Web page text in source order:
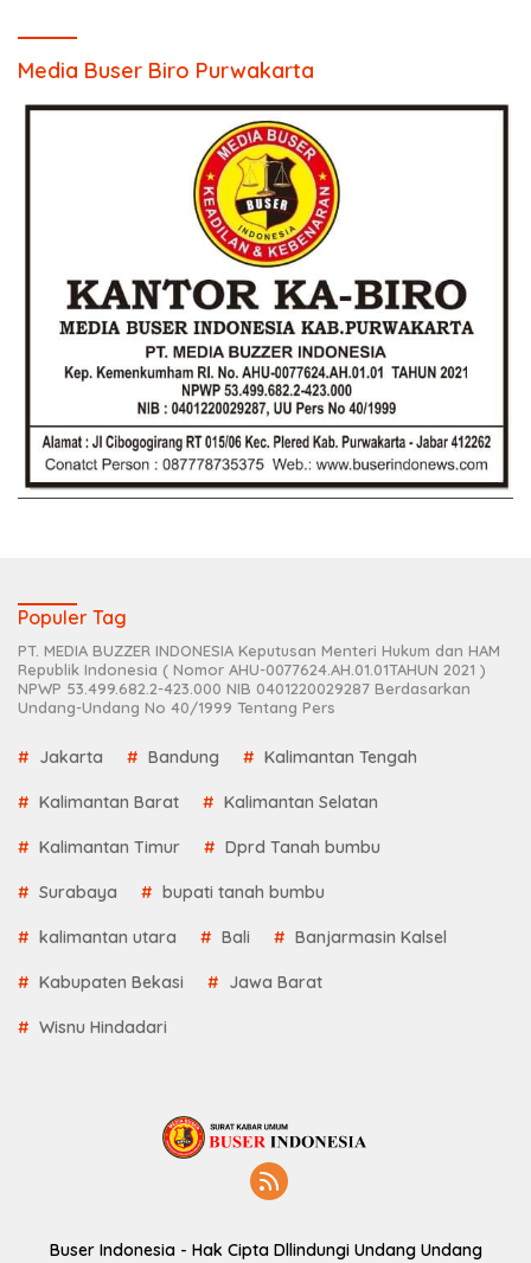
Media Buser Biro Purwakarta
Populer Tag
PT. MEDIA BUZZER INDONESIA Keputusan Menteri Hukum dan HAM
Republik Indonesia ( Nomor AHU-0077624.AH.01.01TAHUN 2021 )
NPWP 53.499.682.2-423.000 NIB 0401220029287 Berdasarkan
Undang-Undang No 40/1999 Tentang Pers
Jakarta Bandung Kalimantan Tengah
Kalimantan Barat Kalimantan Selatan
Kalimantan Timur Dprd Tanah bumbu
Surabaya bupati tanah bumbu
kalimantan utara Bali Banjarmasin Kalsel
Kabupaten Bekasi Jawa Barat
Wisnu Hindadari
Buser Indonesia - Hak Cipta Dllindungi Undang Undang